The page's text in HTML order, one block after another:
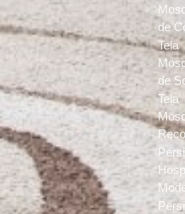
de
Tela
de
Tela